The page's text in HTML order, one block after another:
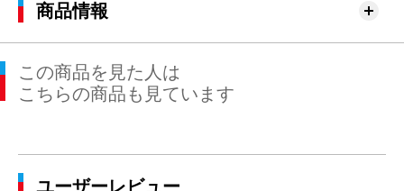
商品情報
この商品を見た人は
こちらの商品も見ています
ユーザーレビュー